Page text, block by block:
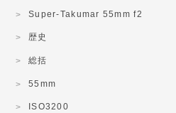
Super-Takumar 55mm f2
歴史
総括
55mm
ISO3200